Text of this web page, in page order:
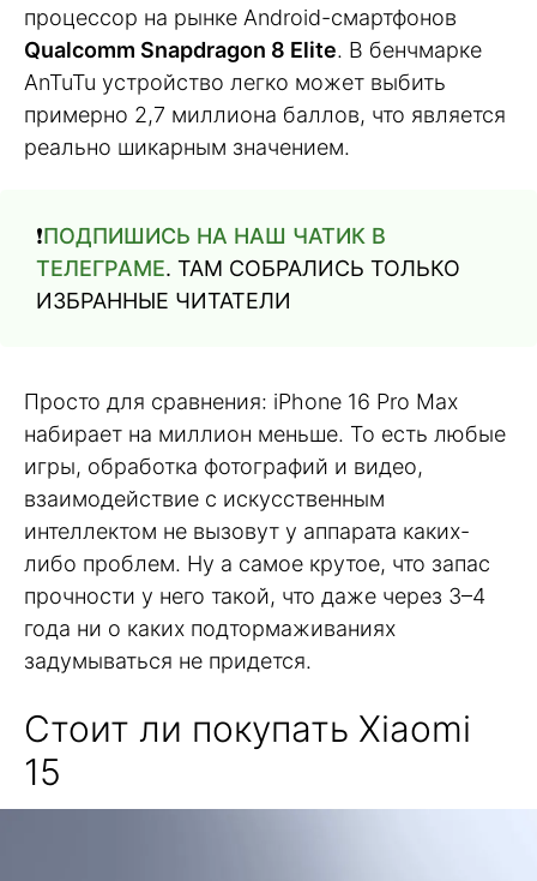
процессор на рынке Android-смартфонов
Qualcomm Snapdragon 8 Elite. В бенчмарке
AnTuTu устройство легко может выбить
примерно 2,7 миллиона баллов, что является
реально шикарным значением.
❗️ПОДПИШИСЬ НА НАШ ЧАТИК В
ТЕЛЕГРАМЕ. ТАМ СОБРАЛИСЬ ТОЛЬКО
ИЗБРАННЫЕ ЧИТАТЕЛИ
Просто для сравнения: iPhone 16 Pro Max
набирает на миллион меньше. То есть любые
игры, обработка фотографий и видео,
взаимодействие с искусственным
интеллектом не вызовут у аппарата каких-
либо проблем. Ну а самое крутое, что запас
прочности у него такой, что даже через 3–4
года ни о каких подтормаживаниях
задумываться не придется.
Стоит ли покупать Xiaomi
15